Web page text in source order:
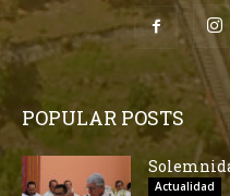
POPULAR POSTS
Actualidad